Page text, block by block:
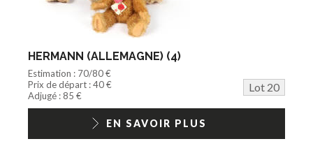
HERMANN (ALLEMAGNE) (4)
Estimation : 70/80 €
Prix de départ : 40 €
Lot 20
Adjugé : 85 €
EN SAVOIR PLUS